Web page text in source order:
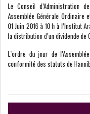
MÉDIAS
TOURISME
Le Conseil d’Administration
Assemblée Générale Ordinaire
01 Juin 2016 à 10 h à l’Institut
la distribution d’un dividende de
L’ordre du jour de
conformité des statuts de